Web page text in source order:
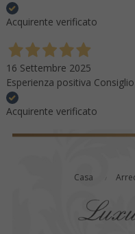
Acquirente verificato
16 Settembre 2025
Esperienza positiva
Acquirente verificato
Casa